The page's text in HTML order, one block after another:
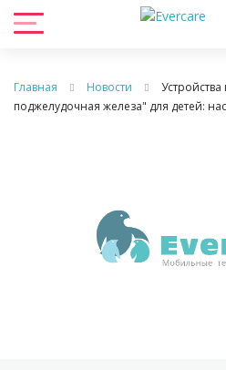
Главная Новости
Устройства
поджелудочная железа" для детей: